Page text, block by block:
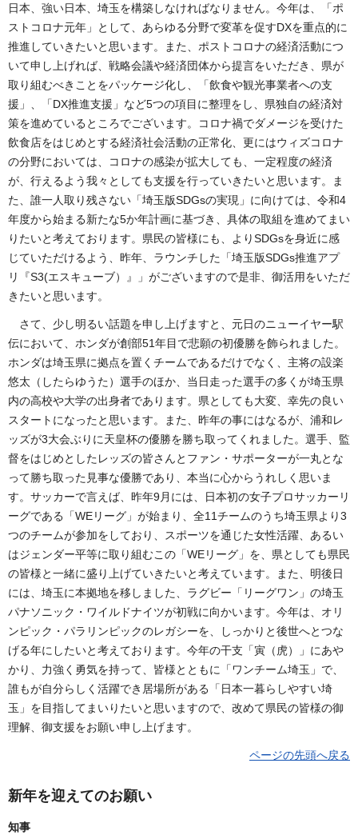
日本、強い日本、埼玉を構築しなければなりません。今年は、「ポ
ストコロナ元年」として、あらゆる分野で変革を促すDXを重点的に
推進していきたいと思います。また、ポストコロナの経済活動につ
いて申し上げれば、戦略会議や経済団体から提言をいただき、県が
取り組むべきことをパッケージ化し、「飲食や観光事業者への支
援」、「DX推進支援」など5つの項目に整理をし、県独自の経済対
策を進めているところでございます。コロナ禍でダメージを受けた
飲食店をはじめとする経済社会活動の正常化、更にはウィズコロナ
の分野においては、コロナの感染が拡大しても、一定程度の経済
が、行えるよう我々としても支援を行っていきたいと思います。ま
た、誰一人取り残さない「埼玉版SDGsの実現」に向けては、令和4
年度から始まる新たな5か年計画に基づき、具体の取組を進めてまい
りたいと考えております。県民の皆様にも、よりSDGsを身近に感
じていただけるよう、昨年、ラウンチした「埼玉版SDGs推進アプ
リ『S3(エスキューブ）』」がございますので是非、御活用をいただ
きたいと思います。
さて、少し明るい話題を申し上げますと、元日のニューイヤー駅
伝において、ホンダが創部51年目で悲願の初優勝を飾られました。
ホンダは埼玉県に拠点を置くチームであるだけでなく、主将の設楽
悠太（したらゆうた）選手のほか、当日走った選手の多くが埼玉県
内の高校や大学の出身者であります。県としても大変、幸先の良い
スタートになったと思います。また、昨年の事にはなるが、浦和レ
ッズが3大会ぶりに天皇杯の優勝を勝ち取ってくれました。選手、監
督をはじめとしたレッズの皆さんとファン・サポーターが一丸とな
って勝ち取った見事な優勝であり、本当に心からうれしく思いま
す。サッカーで言えば、昨年9月には、日本初の女子プロサッカーリ
ーグである「WEリーグ」が始まり、全11チームのうち埼玉県より3
つのチームが参加をしており、スポーツを通じた女性活躍、あるい
はジェンダー平等に取り組むこの「WEリーグ」を、県としても県民
の皆様と一緒に盛り上げていきたいと考えています。また、明後日
には、埼玉に本拠地を移しました、ラグビー「リーグワン」の埼玉
パナソニック・ワイルドナイツが初戦に向かいます。今年は、オリ
ンピック・パラリンピックのレガシーを、しっかりと後世へとつな
げる年にしたいと考えております。今年の干支「寅（虎）」にあや
かり、力強く勇気を持って、皆様とともに「ワンチーム埼玉」で、
誰もが自分らしく活躍でき居場所がある「日本一暮らしやすい埼
玉」を目指してまいりたいと思いますので、改めて県民の皆様の御
理解、御支援をお願い申し上げます。
ページの先頭へ戻る
新年を迎えてのお願い
知事